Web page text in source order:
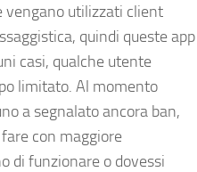
vengano utilizzati client
quindi queste app
casi, qualche utente
limitato. Al momento
a segnalato ancora ban,
con maggiore
di funzionare o dovessi